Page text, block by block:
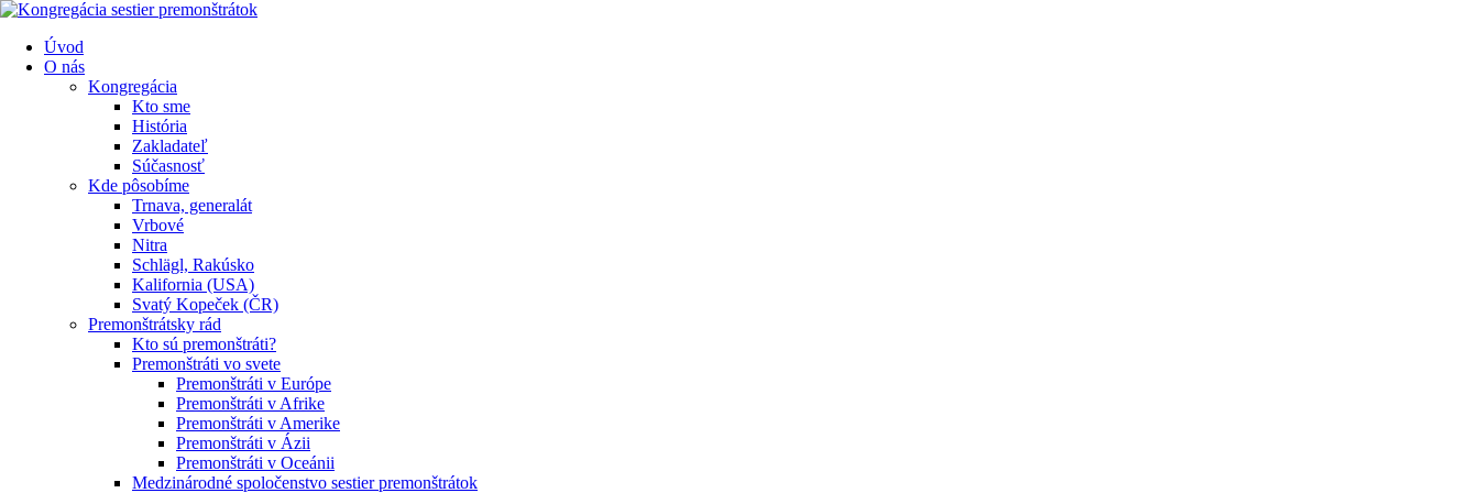
Úvod
O nás
Kongregácia
Kto sme
História
Zakladateľ
Súčasnosť
Kde pôsobíme
Trnava, generalát
Vrbové
Nitra
Schlägl, Rakúsko
Kalifornia (USA)
Svatý Kopeček (ČR)
Premonštrátsky rád
Kto sú premonštráti?
Premonštráti vo svete
Premonštráti v Európe
Premonštráti v Afrike
Premonštráti v Amerike
Premonštráti v Ázii
Premonštráti v Oceánii
Medzinárodné spoločenstvo sestier premonštrátok